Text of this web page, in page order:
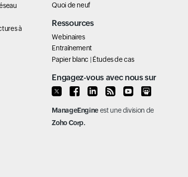
à
Quoi de neuf
Ressources
Webinaires
Entraînement
Papier blanc |Études de cas
Engagez-vous avec nous sur
ManageEngineest une division de
Zoho Corp.